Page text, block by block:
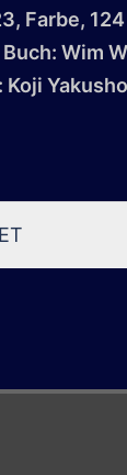
Farbe,
Wim